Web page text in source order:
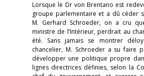
Lorsque le Dr von Brentano est
groupe parlementaire et a dû céder
M. Gerhard Schroeder, on a cru
ministre de l’Intérieur, perdrait au
été. Sans jamais se montrer
chancelier, M. Schroeder a su faire
développer une politique propre
lignes directrices définies, selon la